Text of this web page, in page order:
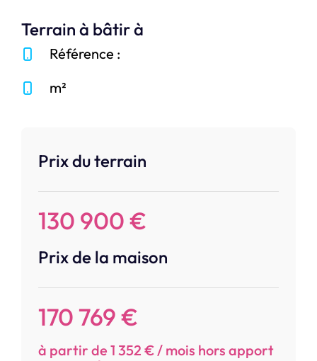
Prix du terrain
130 900 €
Prix de la maison
170 769 €
à partir de 1 352 € / mois hors apport
Terrain à bâtir à
Référence :
m²